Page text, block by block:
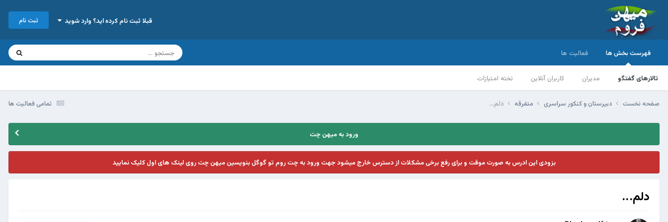
قبلا ثبت نام کرده اید؟ وارد شوید ثبت نام
فهرست بخش ها
تالارهای گفتگو مدیران کاربران آنلاین تخته امتیازات
فعالیت ها
تمامی فعالیت ها صفحه نخست دبیرستان و کنکور سراسری متفرقه دلم...
ورود به میهن چت
بزودی این ادرس به صورت موقت و برای رفع برخی مشکلات از دسترس خارج میشود جهت ورود به چت روم تو گوگل بنویسین میهن چت روی لینک های اول کلیک نمایید
دلم...